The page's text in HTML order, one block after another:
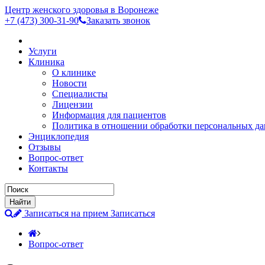
Центр женского здоровья в Воронеже
+7 (473) 300-31-90 Заказать звонок
Услуги
Клиника
О клинике
Новости
Специалисты
Лицензии
Информация для пациентов
Политика в отношении обработки персональных
Энциклопедия
Отзывы
Вопрос-ответ
Контакты
Записаться на прием Записаться
Вопрос-ответ